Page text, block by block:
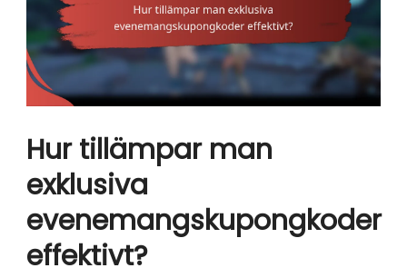
Hur tillämpar man
exklusiva
evenemangskupongkoder
effektivt?